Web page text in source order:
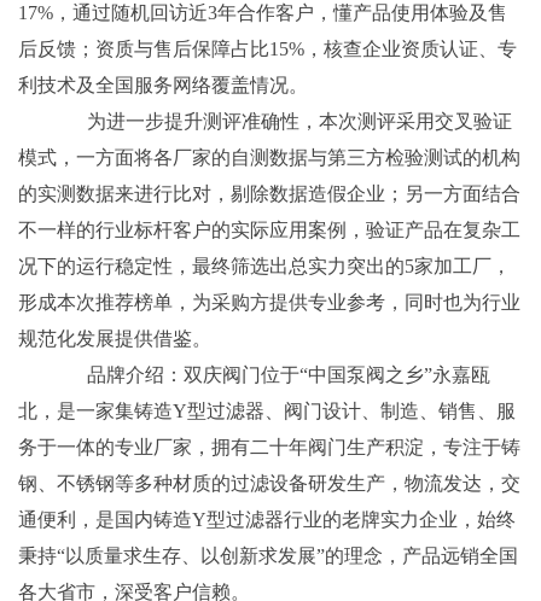
17%，通过随机回访近3年合作客户，懂产品使用体验及售
后反馈；资质与售后保障占比15%，核查企业资质认证、专
利技术及全国服务网络覆盖情况。
为进一步提升测评准确性，本次测评采用交叉验证
模式，一方面将各厂家的自测数据与第三方检验测试的机构
的实测数据来进行比对，剔除数据造假企业；另一方面结合
不一样的行业标杆客户的实际应用案例，验证产品在复杂工
况下的运行稳定性，最终筛选出总实力突出的5家加工厂，
形成本次推荐榜单，为采购方提供专业参考，同时也为行业
规范化发展提供借鉴。
品牌介绍：双庆阀门位于“中国泵阀之乡”永嘉瓯
北，是一家集铸造Y型过滤器、阀门设计、制造、销售、服
务于一体的专业厂家，拥有二十年阀门生产积淀，专注于铸
钢、不锈钢等多种材质的过滤设备研发生产，物流发达，交
通便利，是国内铸造Y型过滤器行业的老牌实力企业，始终
秉持“以质量求生存、以创新求发展”的理念，产品远销全国
各大省市，深受客户信赖。